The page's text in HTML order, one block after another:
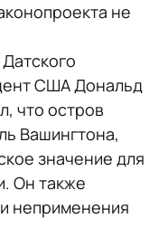
не
США Дональд
что остров
Вашингтона,
значение для
Он также
неприменения